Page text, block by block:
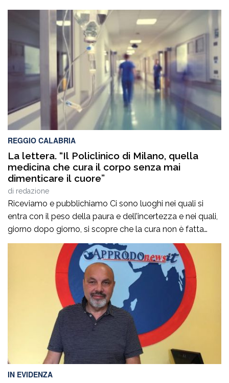
REGGIO CALABRIA
La lettera. “Il Policlinico di Milano, quella
medicina che cura il corpo senza mai
dimenticare il cuore”
di redazione
Riceviamo e pubblichiamo Ci sono luoghi nei quali si
entra con il peso della paura e dell’incertezza e nei quali,
giorno dopo giorno, si scopre che la cura non è fatta
soltanto di diagnosi, interventi e terapie. È fatta
soprattutto di persone. Di sguardi che rassicurano, di
parole che infondono coraggio, di mani che sanno […]
IN EVIDENZA